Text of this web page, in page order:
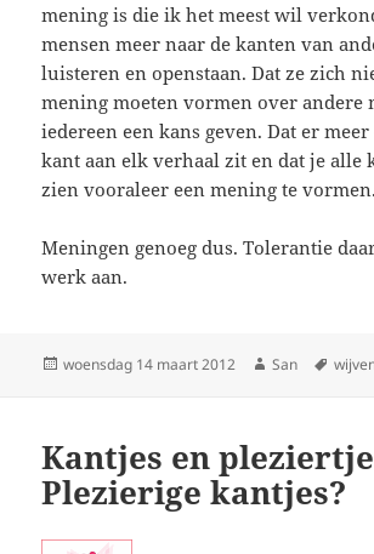
mening is die ik het meest wil
mensen meer naar de kanten van
luisteren en openstaan. Dat ze zich
mening moeten vormen over andere
iedereen een kans geven. Dat er
kant aan elk verhaal zit en dat je alle
zien vooraleer een mening te vormen.
Meningen genoeg dus. Tolerantie
werk aan.
Geplaatst
woensdag 14 maart 2012 Auteur
San Tags
Kantjes en
Plezierige kantjes?